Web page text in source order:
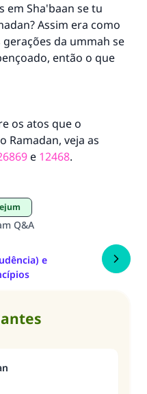
em Sha'baan se tu
Assim era como
da ummah se
então o que
os atos que o
Ramadan, veja as
e 12468.
Q&A
e